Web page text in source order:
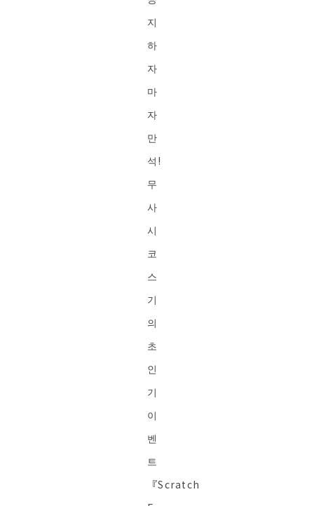
지
하
자
마
자
만
석!
무
사
시
코
스
기
의
초
인
기
이
벤
트
『Scratch